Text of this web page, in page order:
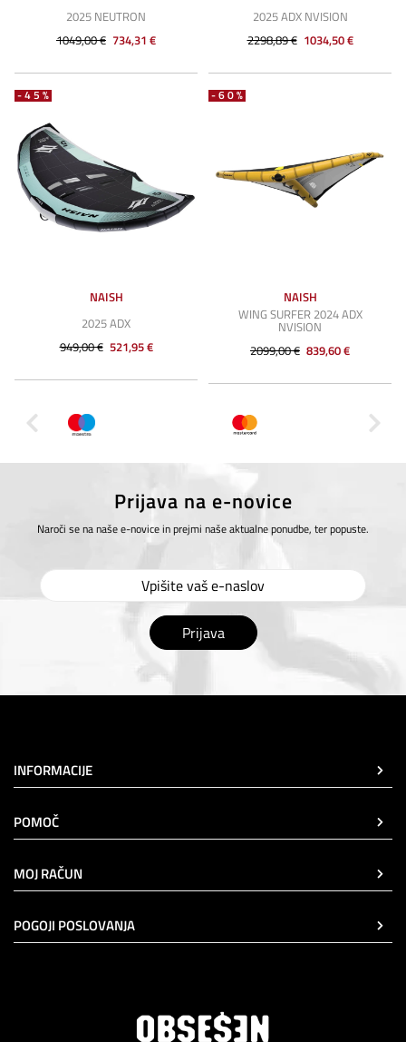
2025 NEUTRON
1049,00 € 734,31 €
2025 ADX NVISION
2298,89 € 1034,50 €
-45%
NAISH
2025 ADX
949,00 € 521,95 €
-60%
NAISH
WING SURFER 2024 ADX
NVISION
2099,00 € 839,60 €
Prijava na e-novice
Naroči se na naše e-novice in prejmi naše aktualne ponudbe, ter popuste.
Prijava
INFORMACIJE
POMOČ
MOJ RAČUN
POGOJI POSLOVANJA